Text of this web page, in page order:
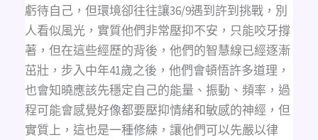
虧待自己，但環境卻往往讓36/9遇到許到挑戰，別
人看似風光，實質他們非常壓抑不安，只能咬牙撐
著，但在這些經歷的背後，他們的智慧線已經逐漸
茁壯，步入中年41歲之後，他們會頓悟許多道理，
也會知曉應該先穩定自己的能量、振動、頻率，過
程可能會感覺好像都要壓抑情緒和敏感的神經，但
實質上，這也是一種修練，讓他們可以先嚴以律